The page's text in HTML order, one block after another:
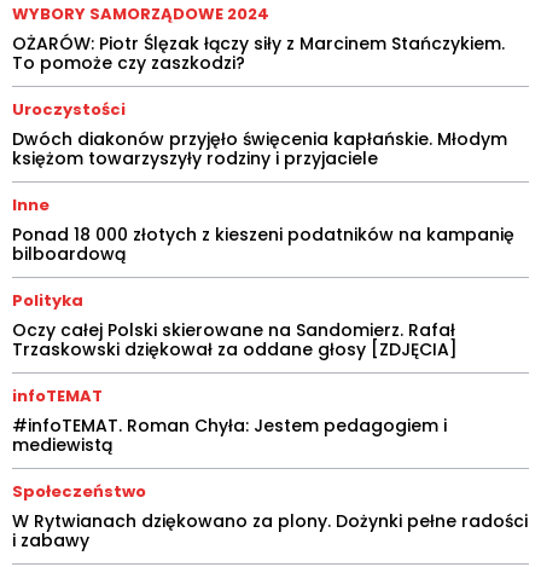
WYBORY SAMORZĄDOWE 2024
OŻARÓW: Piotr Ślęzak łączy siły z Marcinem Stańczykiem.
To pomoże czy zaszkodzi?
Uroczystości
Dwóch diakonów przyjęło święcenia kapłańskie. Młodym
księżom towarzyszyły rodziny i przyjaciele
Inne
Ponad 18 000 złotych z kieszeni podatników na kampanię
bilboardową
Polityka
Oczy całej Polski skierowane na Sandomierz. Rafał
Trzaskowski dziękował za oddane głosy [ZDJĘCIA]
infoTEMAT
#infoTEMAT. Roman Chyła: Jestem pedagogiem i
mediewistą
Społeczeństwo
W Rytwianach dziękowano za plony. Dożynki pełne radości
i zabawy